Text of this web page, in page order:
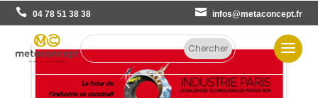
04 78 51 38 38 infos@metaconcept.fr